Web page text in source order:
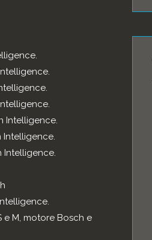
Intelligence.
Intelligence.
Intelligence.
e M, motore Bosch e